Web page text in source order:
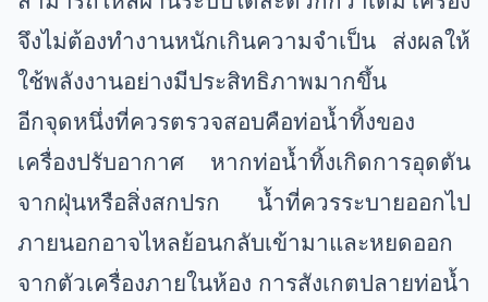
จึงไม่ต้องทำงานหนักเกินความจำเป็น ส่งผลให้
ใช้พลังงานอย่างมีประสิทธิภาพมากขึ้น
อีกจุดหนึ่งที่ควรตรวจสอบคือท่อน้ำทิ้งของ
เครื่องปรับอากาศ หากท่อน้ำทิ้งเกิดการอุดตัน
จากฝุ่นหรือสิ่งสกปรก น้ำที่ควรระบายออกไป
ภายนอกอาจไหลย้อนกลับเข้ามาและหยดออก
จากตัวเครื่องภายในห้อง การสังเกตปลายท่อน้ำ